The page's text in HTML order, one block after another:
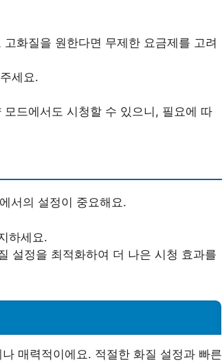
화질을 원한다면 무제한 요금제를 고려
세요.
드에서도 시청할 수 있으니, 필요에 따
서의 설정이 중요해요.
하세요.
설정을 최적화하여 더 나은 시청 효과를
매력적이에요. 적절한 화질 설정과 빠른